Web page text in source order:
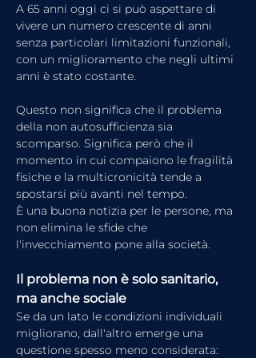
A 65 anni oggi ci si può aspettare di
vivere un numero crescente di anni
senza particolari limitazioni funzionali,
con un miglioramento che negli ultimi
anni è stato costante.
Questo non significa che il problema
della non autosufficienza sia
scomparso. Significa però che il
momento in cui compaiono le fragilità
fisiche e la multicronicità tende a
spostarsi più avanti nel tempo.
È una buona notizia per le persone, ma
non elimina le sfide che
l'invecchiamento pone alla società.
Il problema non è solo sanitario,
ma anche sociale
Se da un lato le condizioni individuali
migliorano, dall'altro emerge una
questione spesso meno considerata: